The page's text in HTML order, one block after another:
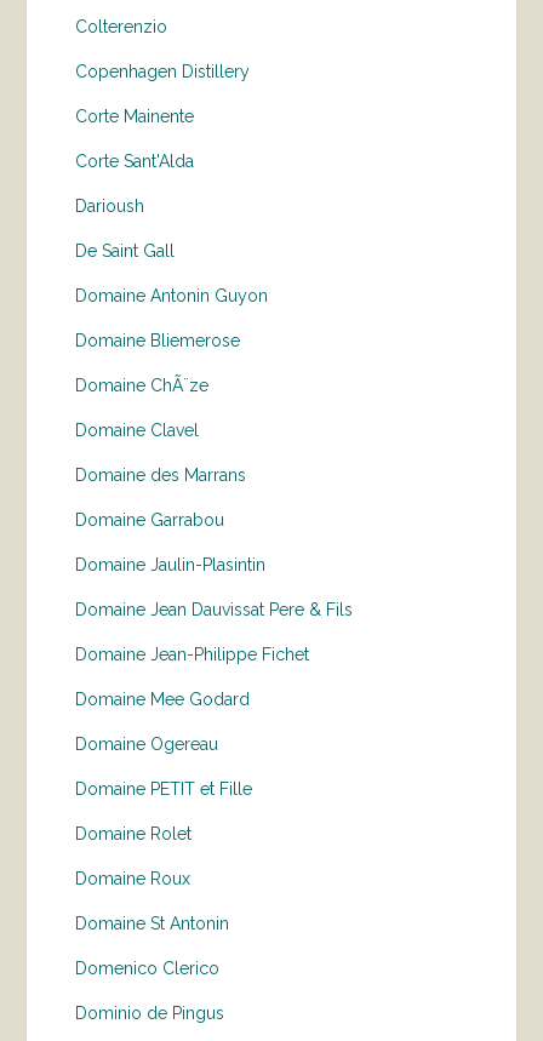
Colterenzio
Copenhagen Distillery
Corte Mainente
Corte Sant'Alda
Darioush
De Saint Gall
Domaine Antonin Guyon
Domaine Bliemerose
Domaine ChÃ¨ze
Domaine Clavel
Domaine des Marrans
Domaine Garrabou
Domaine Jaulin-Plasintin
Domaine Jean Dauvissat Pere & Fils
Domaine Jean-Philippe Fichet
Domaine Mee Godard
Domaine Ogereau
Domaine PETIT et Fille
Domaine Rolet
Domaine Roux
Domaine St Antonin
Domenico Clerico
Dominio de Pingus